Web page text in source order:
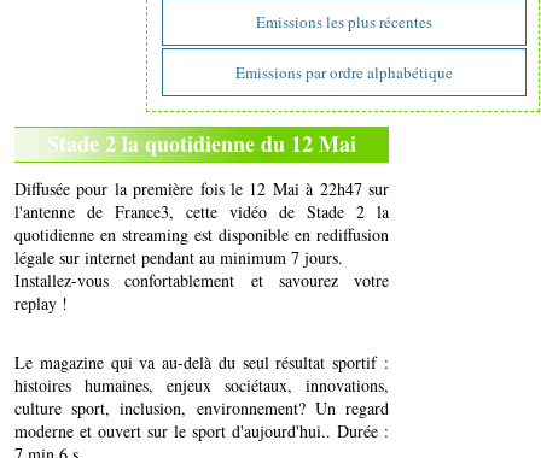
Emissions les plus récentes
Emissions par ordre alphabétique
Stade 2 la quotidienne du 12 Mai
Diffusée pour la première fois le 12 Mai à 22h47 sur
l'antenne de France3, cette vidéo de Stade 2 la
quotidienne en streaming est disponible en rediffusion
légale sur internet pendant au minimum 7 jours.
Installez-vous confortablement et savourez votre
replay !
Le magazine qui va au-delà du seul résultat sportif :
histoires humaines, enjeux sociétaux, innovations,
culture sport, inclusion, environnement? Un regard
moderne et ouvert sur le sport d'aujourd'hui.. Durée :